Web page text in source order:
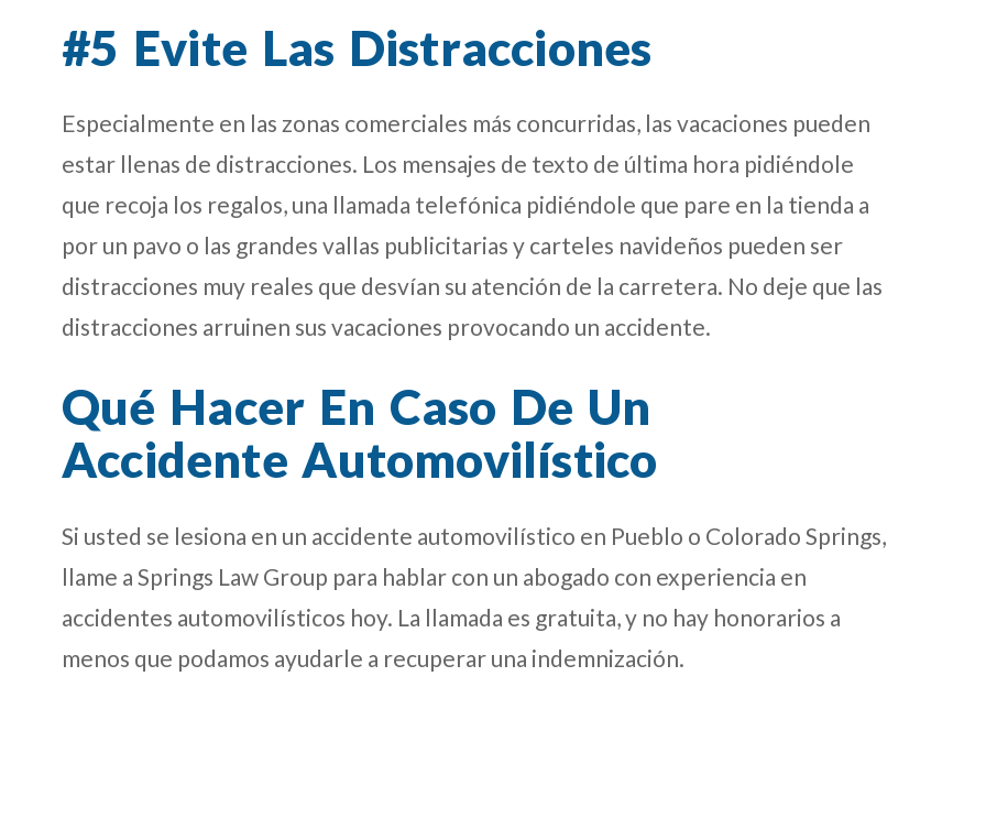
#5 Evite Las Distracciones
Especialmente en las zonas comerciales más concurridas, las vacaciones pueden
estar llenas de distracciones. Los mensajes de texto de última hora pidiéndole
que recoja los regalos, una llamada telefónica pidiéndole que pare en la tienda a
por un pavo o las grandes vallas publicitarias y carteles navideños pueden ser
distracciones muy reales que desvían su atención de la carretera. No deje que las
distracciones arruinen sus vacaciones provocando un accidente.
Qué Hacer En Caso De Un
Accidente Automovilístico
Si usted se lesiona en un accidente automovilístico en Pueblo o Colorado Springs,
llame a Springs Law Group para hablar con un abogado con experiencia en
accidentes automovilísticos hoy. La llamada es gratuita, y no hay honorarios a
menos que podamos ayudarle a recuperar una indemnización.